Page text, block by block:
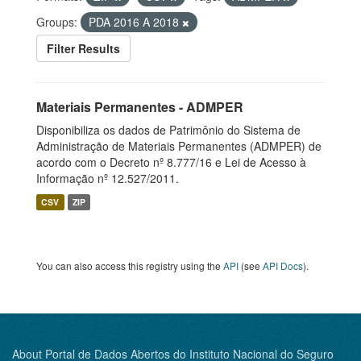
Groups:
PDA 2016 A 2018
Filter Results
Materiais Permanentes - ADMPER
Disponibiliza os dados de Patrimônio do Sistema de
Administração de Materiais Permanentes (ADMPER) de
acordo com o Decreto nº 8.777/16 e Lei de Acesso à
Informação nº 12.527/2011.
CSV ZIP
You can also access this registry using the API (see API Docs).
About Portal de Dados Abertos do Instituto Nacional do Seguro